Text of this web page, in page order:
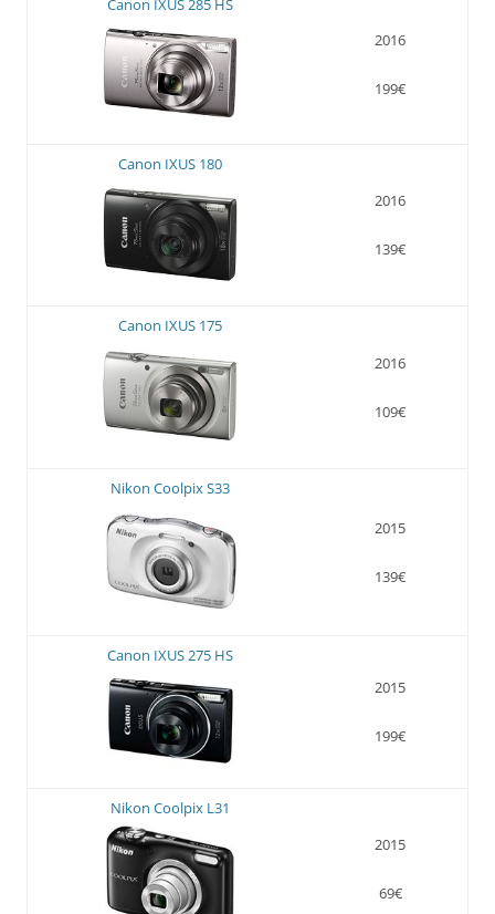
Canon IXUS 285 HS
2016
199€
Canon IXUS 180
2016
139€
Canon IXUS 175
2016
109€
Nikon Coolpix S33
2015
139€
Canon IXUS 275 HS
2015
199€
Nikon Coolpix L31
2015
69€